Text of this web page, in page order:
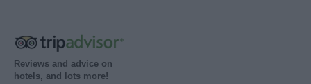
Reviews and advice on
hotels, and lots more!